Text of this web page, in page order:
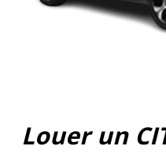
Louer un